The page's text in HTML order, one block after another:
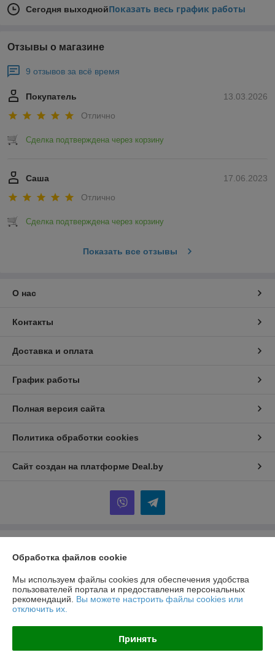
Сегодня выходнойПоказать весь график работы
Отзывы о магазине
9 отзывов за всё время
13.03.2026
Покупатель
Отлично
Сделка подтверждена через корзину
17.06.2023
Саша
Отлично
Сделка подтверждена через корзину
Показать все отзывы
О нас
Контакты
Доставка и оплата
График работы
Полная версия сайта
Политика обработки cookies
Сайт создан на платформе Deal.by
220024, г. Минск, ул. Казинца 33, корпус 10, пом. 19
Регистрационный номер ЕГР: 193138037
Регистрационный орган: Минский горисполком
Обработка файлов cookie
Мы используем файлы cookies для обеспечения удобства
пользователей портала и предоставления персональных
рекомендаций. Вы можете настроить файлы cookies или
отключить их.
Принять